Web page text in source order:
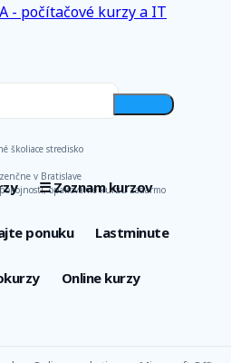
školiace stredisko
v Bratislave
opakovanie kurzu zadarmo
☰ Zoznam kurzov
ponuku Lastminute
Online kurzy